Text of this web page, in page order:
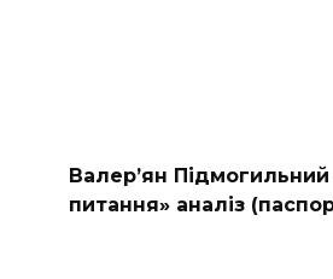
Валер’ян
питання» аналіз